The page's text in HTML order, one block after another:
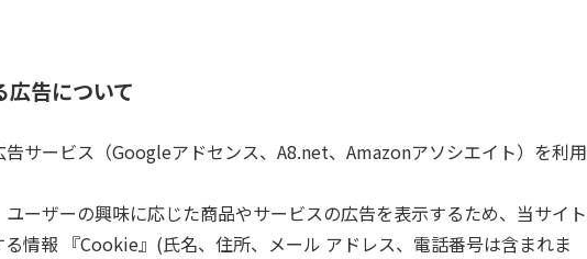
広告について
サービス（Googleアドセンス、A8.net、Amazonアソシエイト）を利用
ーザーの興味に応じた商品やサービスの広告を表示するため、当サイト
情報 『Cookie』(氏名、住所、メール アドレス、電話番号は含まれま